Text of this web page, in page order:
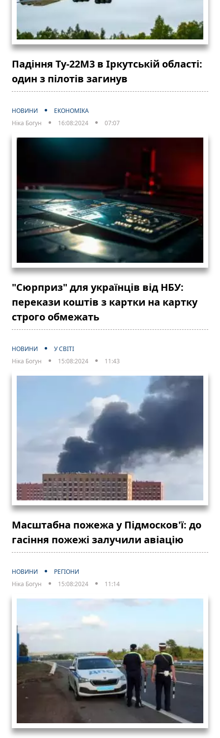
Падіння Ту-22М3 в Іркутській області:
один з пілотів загинув
НОВИНИ
ЕКОНОМІКА
Ніка Богун
16:08:2024 07:07
"Сюрприз" для українців від НБУ:
перекази коштів з картки на картку
строго обмежать
НОВИНИ
У СВІТІ
Ніка Богун
15:08:2024 11:43
Масштабна пожежа у Підмосков'ї: до
гасіння пожежі залучили авіацію
НОВИНИ
РЕГІОНИ
Ніка Богун
15:08:2024 11:14